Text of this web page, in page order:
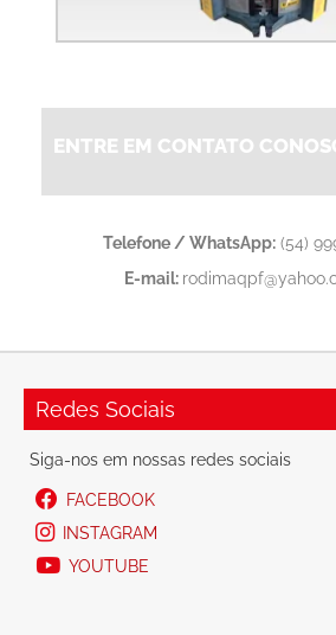
ENTRE EM CONTATO
Telefone / WhatsApp: (54)
E-mail:
Redes Sociais
Siga-nos em nossas redes sociais
FACEBOOK
INSTAGRAM
YOUTUBE